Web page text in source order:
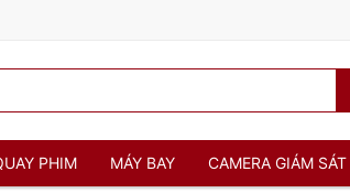
PHIM MÁY BAY CAMERA GIÁM SÁT